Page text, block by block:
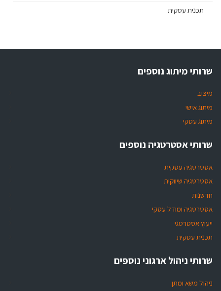
תכנית עסקית
שרותי מיתוג נוספים
מיצוב
מיתוג אישי
מיתוג עסקי
שרותי אסטרטגיה נוספים
אסטרטגיה עסקית
אסטרטגיה שיווקית
חדשנות
אסטרטגיה ומודל עסקי
ייעוץ אסטרטגי
תכנית עסקית
שרותי ניהול ארגוני נוספים
ניהול משא ומתן